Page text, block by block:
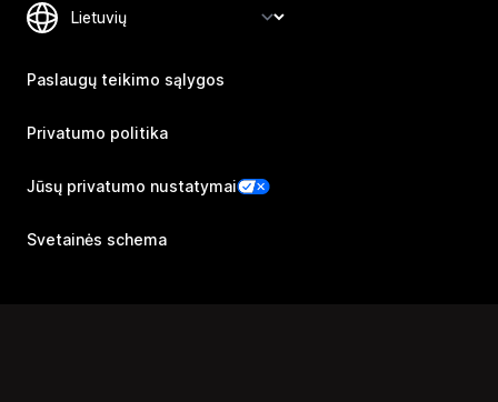
Paslaugų teikimo sąlygos
Privatumo politika
Jūsų privatumo nustatymai
Svetainės schema